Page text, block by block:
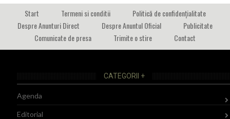
Start Termeni si conditii
Politică de confidențialitate
Despre Anunturi Direct
Despre Anuntul Oficial
Publicitate
Comunicate de presa
Trimite o stire Contact
CATEGORII +
Agenda
Editorial